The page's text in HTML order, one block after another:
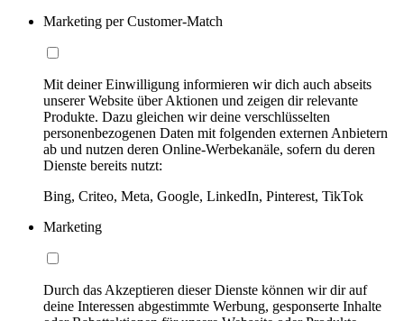
Marketing per Customer-Match
Mit deiner Einwilligung informieren wir dich auch abseits
unserer Website über Aktionen und zeigen dir relevante
Produkte. Dazu gleichen wir deine verschlüsselten
personenbezogenen Daten mit folgenden externen Anbietern
ab und nutzen deren Online-Werbekanäle, sofern du deren
Dienste bereits nutzt:
Bing, Criteo, Meta, Google, LinkedIn, Pinterest, TikTok
Marketing
Durch das Akzeptieren dieser Dienste können wir dir auf
deine Interessen abgestimmte Werbung, gesponserte Inhalte